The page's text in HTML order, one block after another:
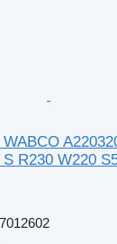
R230 W220